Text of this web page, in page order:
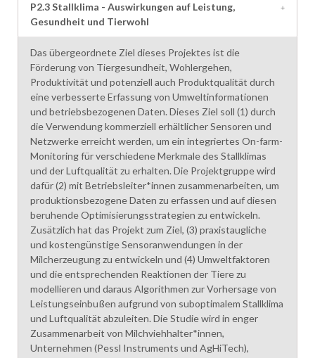
P2.3 Stallklima - Auswirkungen auf Leistung,
Gesundheit und Tierwohl
Das übergeordnete Ziel dieses Projektes ist die
Förderung von Tiergesundheit, Wohlergehen,
Produktivität und potenziell auch Produktqualität durch
eine verbesserte Erfassung von Umweltinformationen
und betriebsbezogenen Daten. Dieses Ziel soll (1) durch
die Verwendung kommerziell erhältlicher Sensoren und
Netzwerke erreicht werden, um ein integriertes On-farm-
Monitoring für verschiedene Merkmale des Stallklimas
und der Luftqualität zu erhalten. Die Projektgruppe wird
dafür (2) mit Betriebsleiter*innen zusammenarbeiten, um
produktionsbezogene Daten zu erfassen und auf diesen
beruhende Optimisierungsstrategien zu entwickeln.
Zusätzlich hat das Projekt zum Ziel, (3) praxistaugliche
und kostengünstige Sensoranwendungen in der
Milcherzeugung zu entwickeln und (4) Umweltfaktoren
und die entsprechenden Reaktionen der Tiere zu
modellieren und daraus Algorithmen zur Vorhersage von
Leistungseinbußen aufgrund von suboptimalem Stallklima
und Luftqualität abzuleiten. Die Studie wird in enger
Zusammenarbeit von Milchviehhalter*innen,
Unternehmen (Pessl Instruments und AgHiTech),